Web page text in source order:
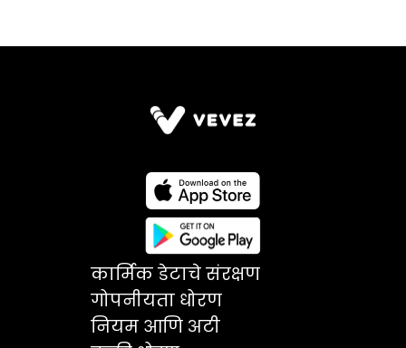
कार्मिक डेटाचे संरक्षण
गोपनीयता धोरण
नियम आणि अटी